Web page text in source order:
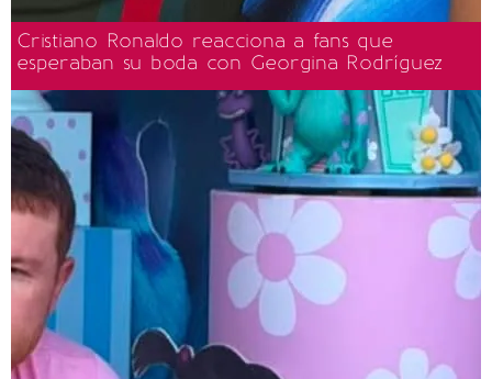
Cristiano Ronaldo reacciona a fans que
esperaban su boda con Georgina Rodríguez